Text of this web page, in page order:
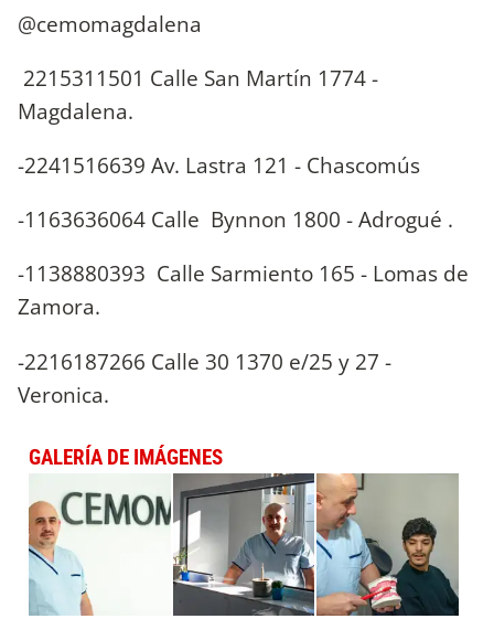
@cemomagdalena
2215311501 Calle San Martín 1774 -
Magdalena.
-2241516639 Av. Lastra 121 - Chascomús
-1163636064 Calle Bynnon 1800 - Adrogué .
-1138880393 Calle Sarmiento 165 - Lomas de
Zamora.
-2216187266 Calle 30 1370 e/25 y 27 -
Veronica.
GALERÍA DE IMÁGENES